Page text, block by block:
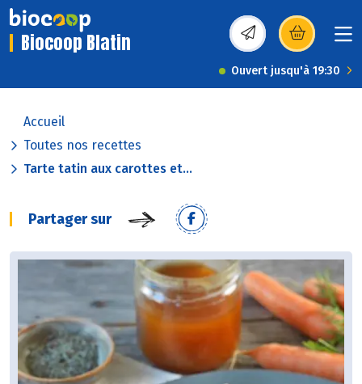
Biocoop Blatin (s’ouvre dans une
Ouvert jusqu'à 19:30
Accueil
Toutes nos recettes
Tarte tatin aux carottes et...
Partager sur